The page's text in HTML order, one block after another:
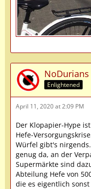
NoDurians
Enlightened
April 11, 2020 at 2:09 PM
Der Klopapier-Hype
Hefe-
Würfel gibt's
genug da, an der
Supermärkte sind
Abteilung Hefe von
die es eigentlich